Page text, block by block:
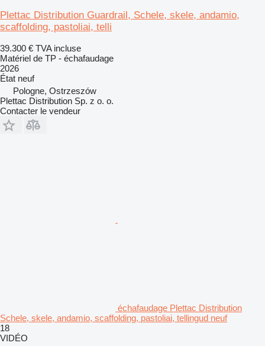
Plettac Distribution Guardrail, Schele, skele, andamio,
scaffolding, pastoliai, telli
39.300 € TVA incluse
Matériel de TP - échafaudage
2026
État neuf
Pologne, Ostrzeszów
Plettac Distribution Sp. z o. o.
Contacter le vendeur
échafaudage Plettac Distribution
Schele, skele, andamio, scaffolding, pastoliai, tellingud neuf
18
VIDÉO